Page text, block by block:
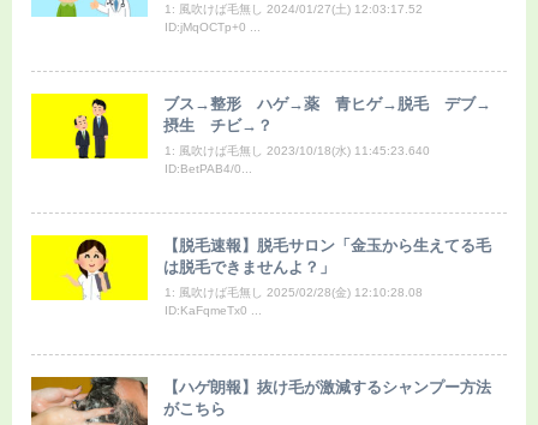
1: 風吹けば毛無し 2024/01/27(土) 12:03:17.52
ID:jMqOCTp+0 ...
ブス→整形 ハゲ→薬 青ヒゲ→脱毛 デブ→
摂生 チビ→？
1: 風吹けば毛無し 2023/10/18(水) 11:45:23.640
ID:BetPAB4/0...
【脱毛速報】脱毛サロン「金玉から生えてる毛
は脱毛できませんよ？」
1: 風吹けば毛無し 2025/02/28(金) 12:10:28.08
ID:KaFqmeTx0 ...
【ハゲ朗報】抜け毛が激減するシャンプー方法
がこちら